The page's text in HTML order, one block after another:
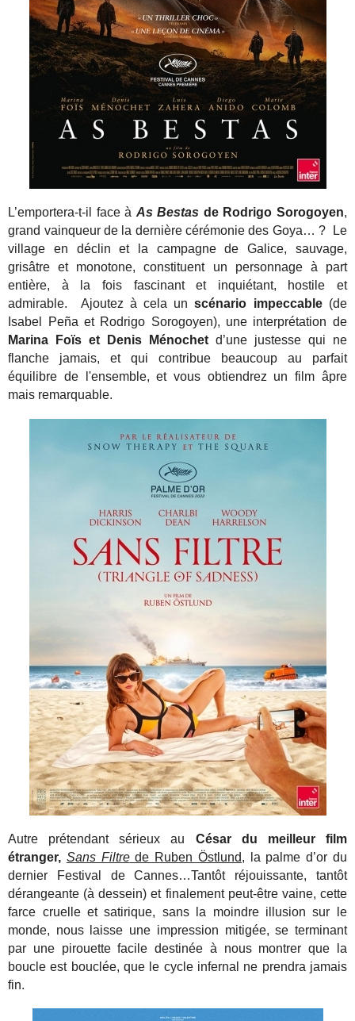
L’emportera-t-il face à As Bestas de Rodrigo Sorogoyen,
grand vainqueur de la dernière cérémonie des Goya… ? Le
village en déclin et la campagne de Galice, sauvage,
grisâtre et monotone, constituent un personnage à part
entière, à la fois fascinant et inquiétant, hostile et
admirable. Ajoutez à cela unscénario impeccable(de
Isabel Peña et Rodrigo Sorogoyen), une interprétation de
Marina Foïs et Denis Ménochet d’une justesse qui ne
flanche jamais, et qui contribue beaucoup au parfait
équilibre de l'ensemble, et vous obtiendrez un film âpre
mais remarquable.
Autre prétendant sérieux au César du meilleur film
étranger, Sans Filtrede Ruben Östlund, la palme d’or du
dernier Festival de Cannes…Tantôt réjouissante, tantôt
dérangeante (à dessein) et finalement peut-être vaine, cette
farce cruelle et satirique, sans la moindre illusion sur le
monde, nous laisse une impression mitigée, se terminant
par une pirouette facile destinée à nous montrer que la
boucle est bouclée, que le cycle infernal ne prendra jamais
fin.